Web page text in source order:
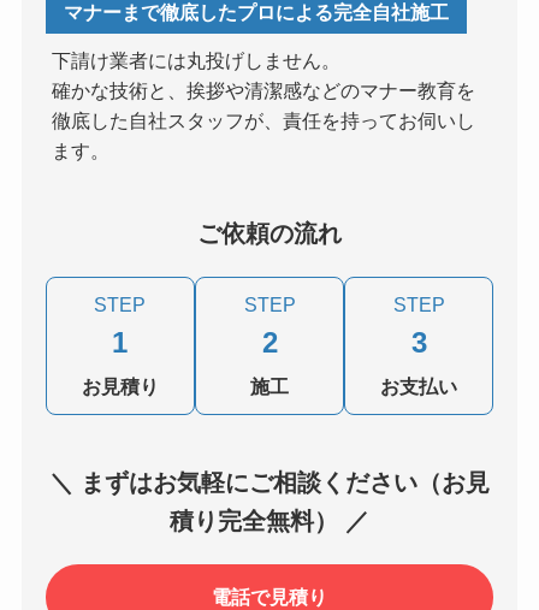
マナーまで徹底したプロによる完全自社施工
下請け業者には丸投げしません。
確かな技術と、挨拶や清潔感などのマナー教育を
徹底した自社スタッフが、責任を持ってお伺いし
ます。
ご依頼の流れ
STEP
1
お見積り
STEP
2
施工
STEP
3
お支払い
＼ まずはお気軽にご相談ください（お見
積り完全無料） ／
電話で見積り